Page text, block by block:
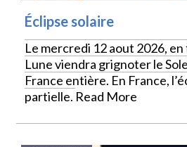
Éclipse solaire
Le mercredi 12 aout 2026,
Lune viendra grignoter le
France entière. En France,
partielle. Read More